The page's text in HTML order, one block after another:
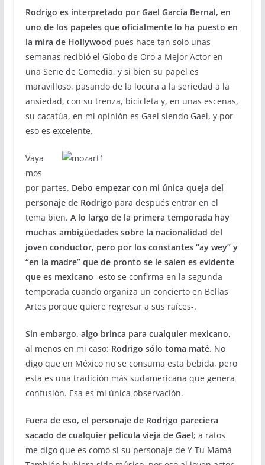
Rodrigo es interpretado por Gael García Bernal, en
uno de los papeles que oficialmente lo ha puesto en
la mira de Hollywood pues hace tan solo unas
semanas recibió el Globo de Oro a Mejor Actor en
una Serie de Comedia, y si bien su papel es
maravilloso, pasando de la locura a la seriedad a la
ansiedad, con su trenza, bicicleta y, en unas escenas,
su cacatúa, en mi opinión es Gael siendo Gael, y por
eso es excelente.
Vaya
mos
por partes. Debo empezar con mi única queja del
personaje de Rodrigo para después entrar en el
tema bien. A lo largo de la primera temporada hay
muchas ambigüedades sobre la nacionalidad del
joven conductor, pero por los constantes “ay wey” y
“en la madre” que de pronto se le salen es evidente
que es mexicano -esto se confirma en la segunda
temporada cuando organiza un concierto en Bellas
Artes porque quiere regresar a sus raíces-.
Sin embargo, algo brinca para cualquier mexicano,
al menos en mi caso: Rodrigo sólo toma maté. No
digo que en México no se consuma esta bebida, pero
esta es una tradición más sudamericana que genera
confusión. Esa es mi única observación.
Fuera de eso, el personaje de Rodrigo pareciera
sacado de cualquier película vieja de Gael; a ratos
me digo que es como si su personaje de Y Tu Mamá